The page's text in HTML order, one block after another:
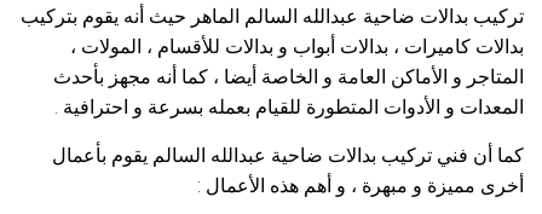
تركيب بدالات ضاحية عبدالله السالم الماهر حيث أنه يقوم بتركيب
بدالات كاميرات ، بدالات أبواب و بدالات للأقسام ، المولات ،
المتاجر و الأماكن العامة و الخاصة أيضا ، كما أنه مجهز بأحدث
المعدات و الأدوات المتطورة للقيام بعمله بسرعة و احترافية .
كما أن فني تركيب بدالات ضاحية عبدالله السالم يقوم بأعمال
أخرى مميزة و مبهرة ، و أهم هذه الأعمال :